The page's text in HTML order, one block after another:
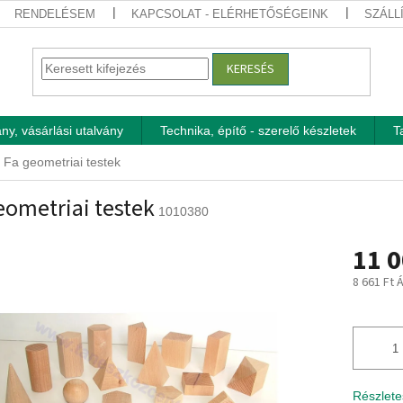
RENDELÉSEM KAPCSOLAT - ELÉRHETŐSÉGEINK
KERESÉS
vásárlási utalvány Technika, építő - szerelő készletek
Fa geometriai testek
testek 1010380
11
8 661 Ft